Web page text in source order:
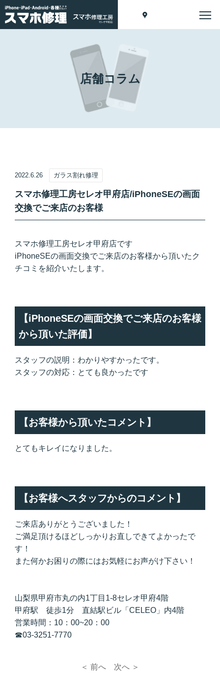
店舗コラム
2022.6.26 ガラス割れ修理
スマホ修理工房セレオ甲府店/iPhoneSEの画面
交換でご来店のお客様
スマホ修理工房セレオ甲府店です
iPhoneSEの画面交換でご来店のお客様から頂いたク
チコミを紹介いたします。
【iPhoneSEの画面交換でご来店のお客様
から頂いた評価】
スタッフの説明：わかりやすかったです。
スタッフの対応：とても良かったです
【お客様から頂いたコメント】
とてもキレイになりました。
【お客様へスタッフからのコメント】
ご来店ありがとうございました！
ご満足頂けるほどしっかりお直しできてよかったで
す！
また何かお困りの際にはお気軽にお声がけ下さい！
山梨県甲府市丸の内1丁目1-8セレオ甲府4階
甲府駅 徒歩1分 直結駅ビル「CELEO」内4階
営業時間：10：00~20：00
☎03-3251-7770
＜ 前へ 次へ ＞